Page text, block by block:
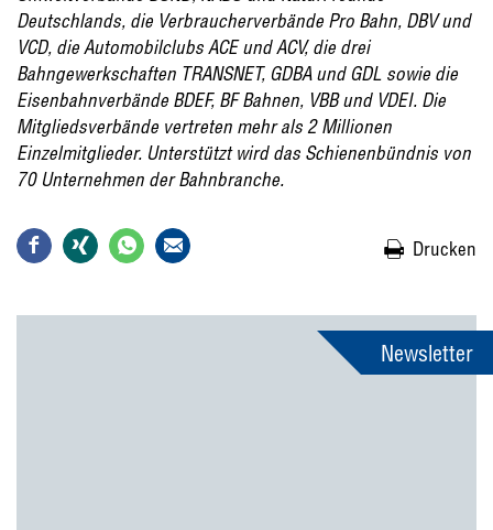
Deutschlands, die Verbraucherverbände Pro Bahn, DBV und
VCD, die Automobilclubs ACE und ACV, die drei
Bahngewerkschaften TRANSNET, GDBA und GDL sowie die
Eisenbahnverbände BDEF, BF Bahnen, VBB und VDEI. Die
Mitgliedsverbände vertreten mehr als 2 Millionen
Einzelmitglieder. Unterstützt wird das Schienenbündnis von
70 Unternehmen der Bahnbranche.
Drucken
Newsletter